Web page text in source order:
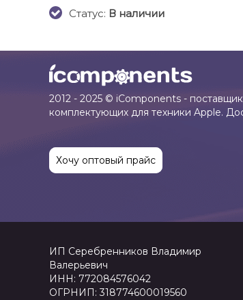
Cтатус: В наличии
2012 - 2025 © iComponents -
комплектующих для техники Apple.
Хочу оптовый прайс
ИП Серебренников Владимир
Валерьевич
ИНН: 772084576042
ОГРНИП: 318774600019560